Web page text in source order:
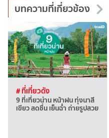
บทความที่เกี่ยวข้อง
# ที่เที่ยวดัง
9 ที่เที่ยวน่าน หน้าฝน ทุ่งนาสี
เขียว สดชื่น เย็นฉ่ำ ถ่ายรูปสวย